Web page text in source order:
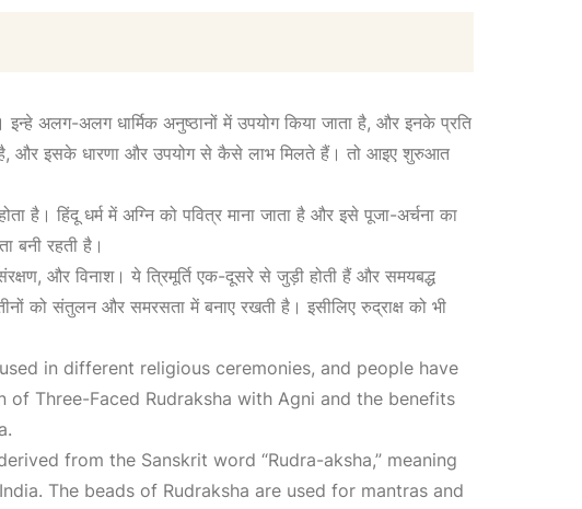
.
0
0
.
अलग-अलग धार्मिक अनुष्ठानों में उपयोग किया जाता है, और इनके प्रति
है, और इसके धारणा और उपयोग से कैसे लाभ मिलते हैं। तो आइए शुरुआत
है। हिंदू धर्म में अग्नि को पवित्र माना जाता है और इसे पूजा-अर्चना का
बनी रहती है।
और विनाश। ये त्रिमूर्ति एक-दूसरे से जुड़ी होती हैं और समयबद्ध
को संतुलन और समरसता में बनाए रखती है। इसीलिए रुद्राक्ष को भी
in different religious ceremonies, and people have
Three-Faced Rudraksha with Agni and the benefits
from the Sanskrit word “Rudra-aksha,” meaning
The beads of Rudraksha are used for mantras and